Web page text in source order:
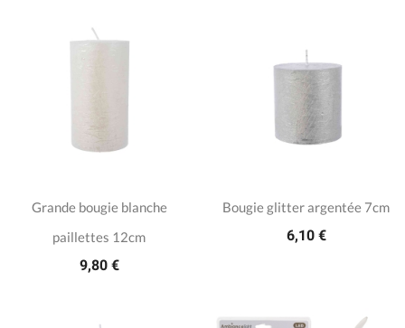
Grande bougie blanche
paillettes 12cm
9,80 €
Bougie glitter argentée 7cm
6,10 €